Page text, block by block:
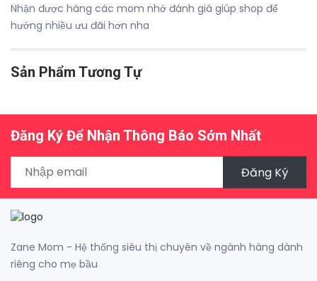
Nhận được hàng các mom nhớ đánh giá giúp shop để
hưởng nhiều ưu đãi hơn nha
Sản Phẩm Tương Tự
Đăng Ký Để Nhận Thông Báo Sớm Nhất
Đăng Ký
Zane Mom - Hệ thống siêu thị chuyên về ngành hàng dành
riêng cho mẹ bầu